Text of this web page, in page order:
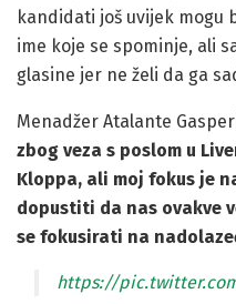
kandidati još uvijek mogu
ime koje se spominje, ali
glasine jer ne želi da ga
Menadžer Atalante
zbog veza s poslom u
Kloppa, ali moj fokus je
dopustiti da nas ovakve
se fokusirati na
https://